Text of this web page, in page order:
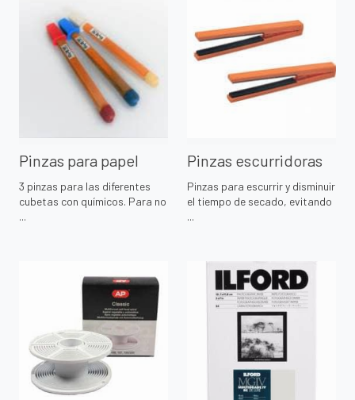
Pinzas para papel
3 pinzas para las diferentes
cubetas con químicos. Para no
...
Pinzas escurridoras
Pinzas para escurrir y disminuir
el tiempo de secado, evitando
...